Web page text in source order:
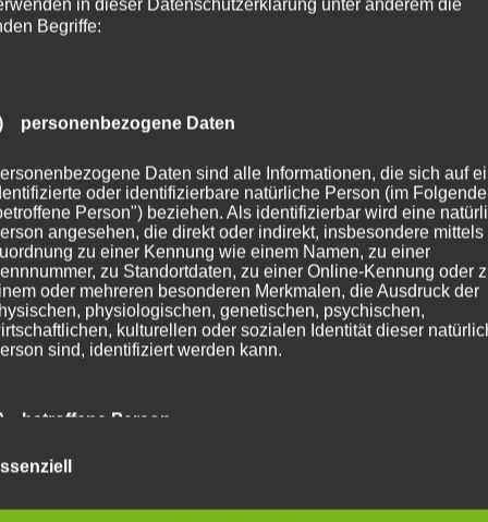
in dieser Datenschutzerklärung unter anderem die
Begriffe:
personenbezogene Daten
Daten sind alle Informationen, die sich auf
oder identifizierbare natürliche Person (im
Person") beziehen. Als identifizierbar wird eine
angesehen, die direkt oder indirekt, insbesondere mittels
zu einer Kennung wie einem Namen, zu einer
zu Standortdaten, zu einer Online-Kennung oder
oder mehreren besonderen Merkmalen, die Ausdruck der
physiologischen, genetischen, psychischen,
kulturellen oder sozialen Identität dieser
sind, identifiziert werden kann.
betroffene Person
Person ist jede identifizierte oder identifizierbare
verarbeitet werden.